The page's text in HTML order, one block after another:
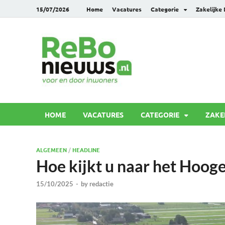
15/07/2026 Home Vacatures Categorie Zakelijke
HOME VACATURES CATEGORIE
ALGEMEEN / HEADLINE
Hoe kijkt u naar het
15/10/2025 - by redactie